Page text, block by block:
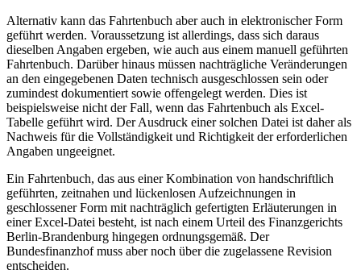
Alternativ kann das Fahrtenbuch aber auch in elektronischer Form
geführt werden. Voraussetzung ist allerdings, dass sich daraus
dieselben Angaben ergeben, wie auch aus einem manuell geführten
Fahrtenbuch. Darüber hinaus müssen nachträgliche Veränderungen
an den eingegebenen Daten technisch ausgeschlossen sein oder
zumindest dokumentiert sowie offengelegt werden. Dies ist
beispielsweise nicht der Fall, wenn das Fahrtenbuch als Excel-
Tabelle geführt wird. Der Ausdruck einer solchen Datei ist daher als
Nachweis für die Vollständigkeit und Richtigkeit der erforderlichen
Angaben ungeeignet.
Ein Fahrtenbuch, das aus einer Kombination von handschriftlich
geführten, zeitnahen und lückenlosen Aufzeichnungen in
geschlossener Form mit nachträglich gefertigten Erläuterungen in
einer Excel-Datei besteht, ist nach einem Urteil des Finanzgerichts
Berlin-Brandenburg hingegen ordnungsgemäß. Der
Bundesfinanzhof muss aber noch über die zugelassene Revision
entscheiden.